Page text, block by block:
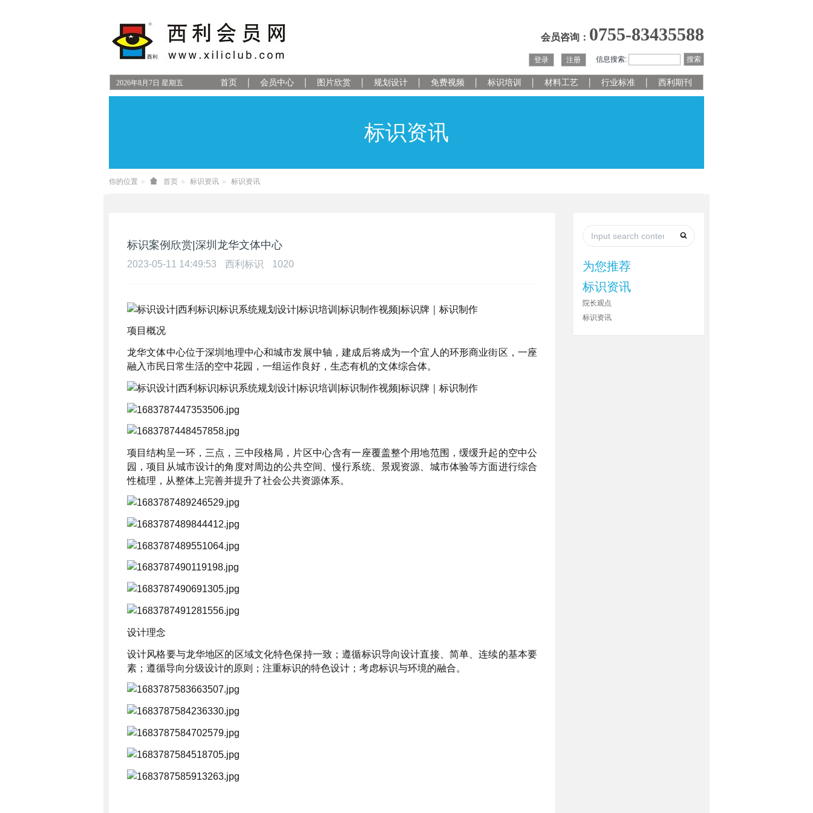
会员咨询： 0755-83435588
信息搜索: 搜索
登录 注册
2026年8月 7 日 星期五 首页 会员中心 图片欣赏 规划设计 免费视频 标识培训 材料工艺 行业标准 西利期刊
标识资讯
你的位置 首页 标识资讯 标识资讯
标识案例欣赏|深圳龙华文体中心
2023-05-11 14:49:53 西利标识 1020
项目概况
龙华文体中心位于深圳地理中心和城市发展中轴，建成后将成为一个宜人的环形商业街区，一座
融入市民日常生活的空中花园，一组运作良好，生态有机的文体综合体。
项目结构呈一环，三点，三中段格局，片区中心含有一座覆盖整个用地范围，缓缓升起的空中公
园，项目从城市设计的角度对周边的公共空间、慢行系统、景观资源、城市体验等方面进行综合
性梳理，从整体上完善并提升了社会公共资源体系。
设计理念
设计风格要与龙华地区的区域文化特色保持一致；遵循标识导向设计直接、简单、连续的基本要
素；遵循导向分级设计的原则；注重标识的特色设计；考虑标识与环境的融合。
为您推荐
标识资讯
院长观点
标识资讯